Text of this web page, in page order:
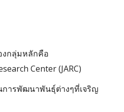
งกลุ่มหลักคือ
Center (JARC)
การพัฒนาพันธุ์ต่างๆที่เจริญ